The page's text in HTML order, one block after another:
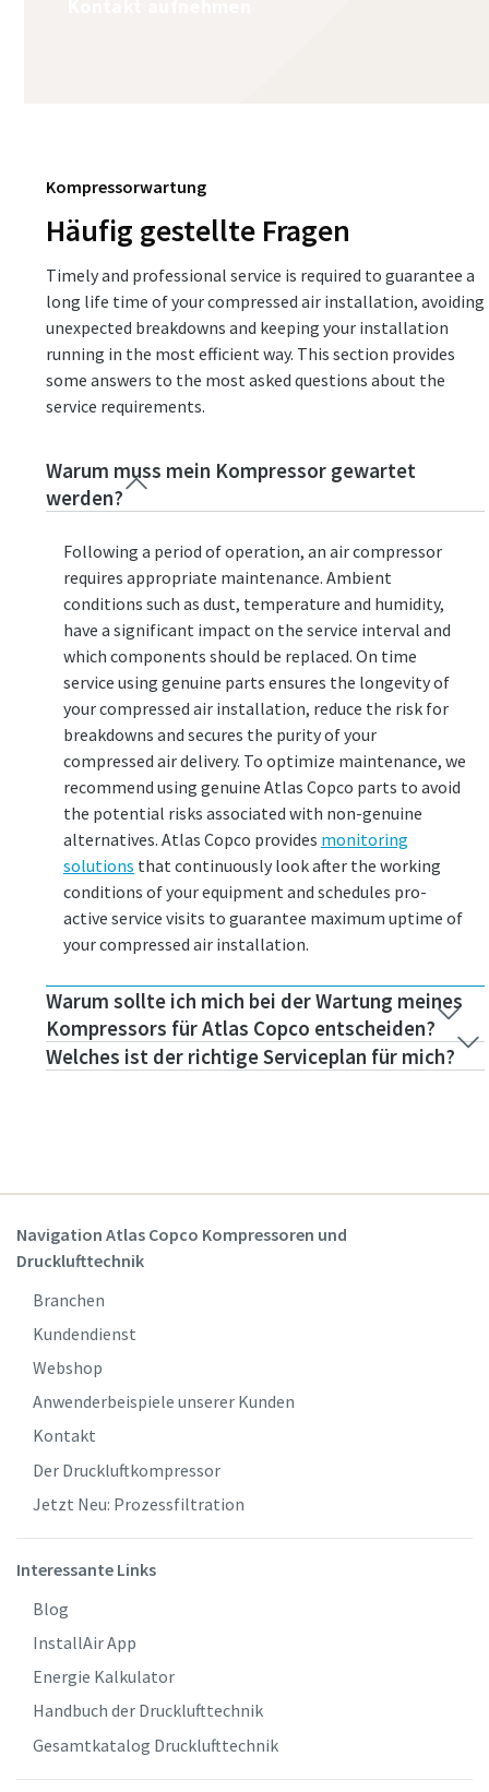
Kompressorwartung
Häufig gestellte Fragen
Timely and professional service is required to guarantee a
long life time of your compressed air installation, avoiding
unexpected breakdowns and keeping your installation
running in the most efficient way. This section provides
some answers to the most asked questions about the
service requirements.
Warum muss mein Kompressor gewartet
werden?
Following a period of operation, an air compressor
requires appropriate maintenance. Ambient
conditions such as dust, temperature and humidity,
have a significant impact on the service interval and
which components should be replaced. On time
service using genuine parts ensures the longevity of
your compressed air installation, reduce the risk for
breakdowns and secures the purity of your
compressed air delivery. To optimize maintenance, we
recommend using genuine Atlas Copco parts to avoid
the potential risks associated with non-genuine
alternatives. Atlas Copco provides monitoring
solutions that continuously look after the working
conditions of your equipment and schedules pro-
active service visits to guarantee maximum uptime of
your compressed air installation.
Warum sollte ich mich bei der Wartung meines
Kompressors für Atlas Copco entscheiden?
Welches ist der richtige Serviceplan für mich?
Navigation Atlas Copco Kompressoren und
Drucklufttechnik
Branchen
Kundendienst
Webshop
Anwenderbeispiele unserer Kunden
Kontakt
Der Druckluftkompressor
Jetzt Neu: Prozessfiltration
Interessante Links
Blog
InstallAir App
Energie Kalkulator
Handbuch der Drucklufttechnik
Gesamtkatalog Drucklufttechnik